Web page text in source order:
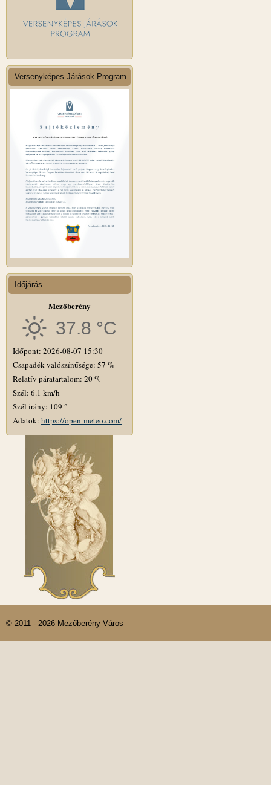
Versenyképes Járások Program
Időjárás
Mezőberény
37.8 °C
Időpont: 2026-08-07 15:30
Csapadék valószínűsége: 57 %
Relatív páratartalom: 20 %
Szél: 6.1 km/h
Szél irány: 109 °
Adatok: https://open-meteo.com/
© 2011 - 2026 Mezőberény Város